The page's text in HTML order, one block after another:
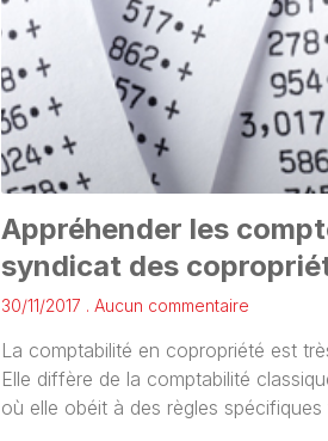
Appréhender les
syndicat des
30/11/2017 Aucun commentaire
La comptabilité en copropriété est
Elle diffère de la comptabilité
où elle obéit à des règles